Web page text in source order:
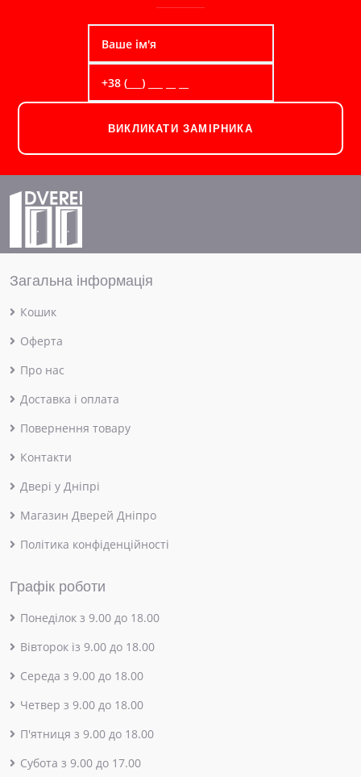
ВИКЛИКАТИ ЗАМІРНИКА
Загальна інформація
Кошик
Оферта
Про нас
Доставка і оплата
Повернення товару
Контакти
Двері у Дніпрі
Магазин Дверей Дніпро
Політика конфіденційності
Графік роботи
Понеділок з 9.00 до 18.00
Вівторок із 9.00 до 18.00
Середа з 9.00 до 18.00
Четвер з 9.00 до 18.00
П'ятниця з 9.00 до 18.00
Субота з 9.00 до 17.00